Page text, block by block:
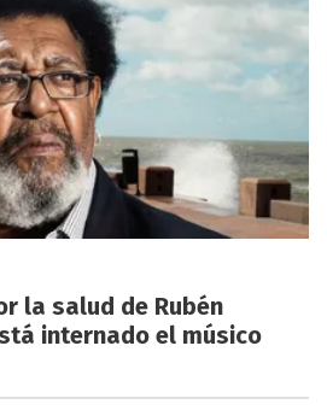
la salud de Rubén
internado el músico